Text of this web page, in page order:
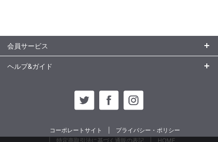
会員サービス
ヘルプ&ガイド
コーポレートサイト
プライバシー・ポリシー
特定商取引法に基づく通販の表記
HOME